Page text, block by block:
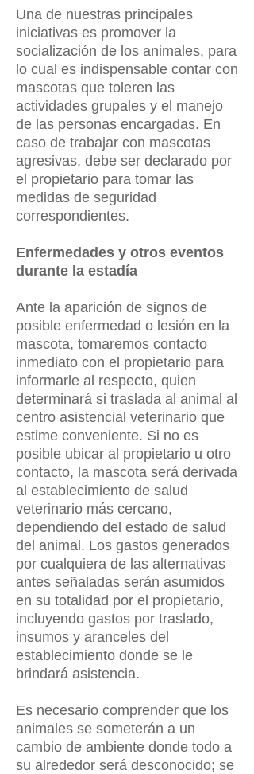
Una de nuestras principales
iniciativas es promover la
socialización de los animales, para
lo cual es indispensable contar con
mascotas que toleren las
actividades grupales y el manejo
de las personas encargadas. En
caso de trabajar con mascotas
agresivas, debe ser declarado por
el propietario para tomar las
medidas de seguridad
correspondientes.
Enfermedades y otros eventos
durante la estadía
Ante la aparición de signos de
posible enfermedad o lesión en la
mascota, tomaremos contacto
inmediato con el propietario para
informarle al respecto, quien
determinará si traslada al animal al
centro asistencial veterinario que
estime conveniente. Si no es
posible ubicar al propietario u otro
contacto, la mascota será derivada
al establecimiento de salud
veterinario más cercano,
dependiendo del estado de salud
del animal. Los gastos generados
por cualquiera de las alternativas
antes señaladas serán asumidos
en su totalidad por el propietario,
incluyendo gastos por traslado,
insumos y aranceles del
establecimiento donde se le
brindará asistencia.
Es necesario comprender que los
animales se someterán a un
cambio de ambiente donde todo a
su alrededor será desconocido; se